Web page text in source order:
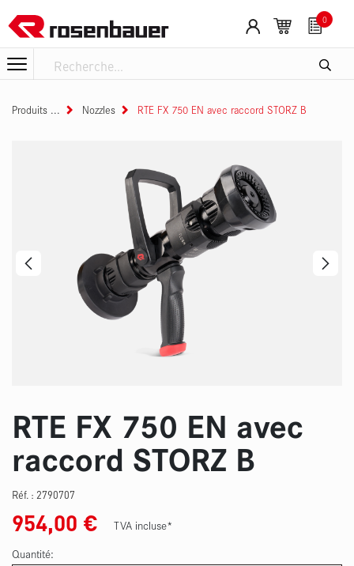
0
Produits Nozzles RTE FX 750 EN avec raccord STORZ B
RTE FX 750 EN avec
raccord STORZ B
Réf. : 2790707
954,00 €
TVA incluse*
Quantité: